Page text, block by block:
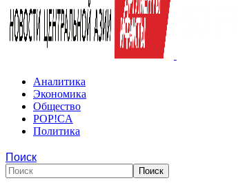
Аналитика
Экономика
Общество
POP!CA
Политика
Поиск